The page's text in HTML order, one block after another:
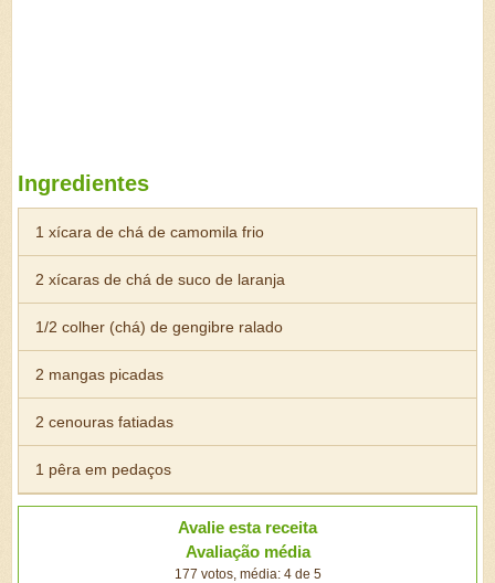
Ingredientes
1 xícara de chá de camomila frio
2 xícaras de chá de suco de laranja
1/2 colher (chá) de gengibre ralado
2 mangas picadas
2 cenouras fatiadas
1 pêra em pedaços
Avalie esta receita
Avaliação média
177 votos, média: 4 de 5